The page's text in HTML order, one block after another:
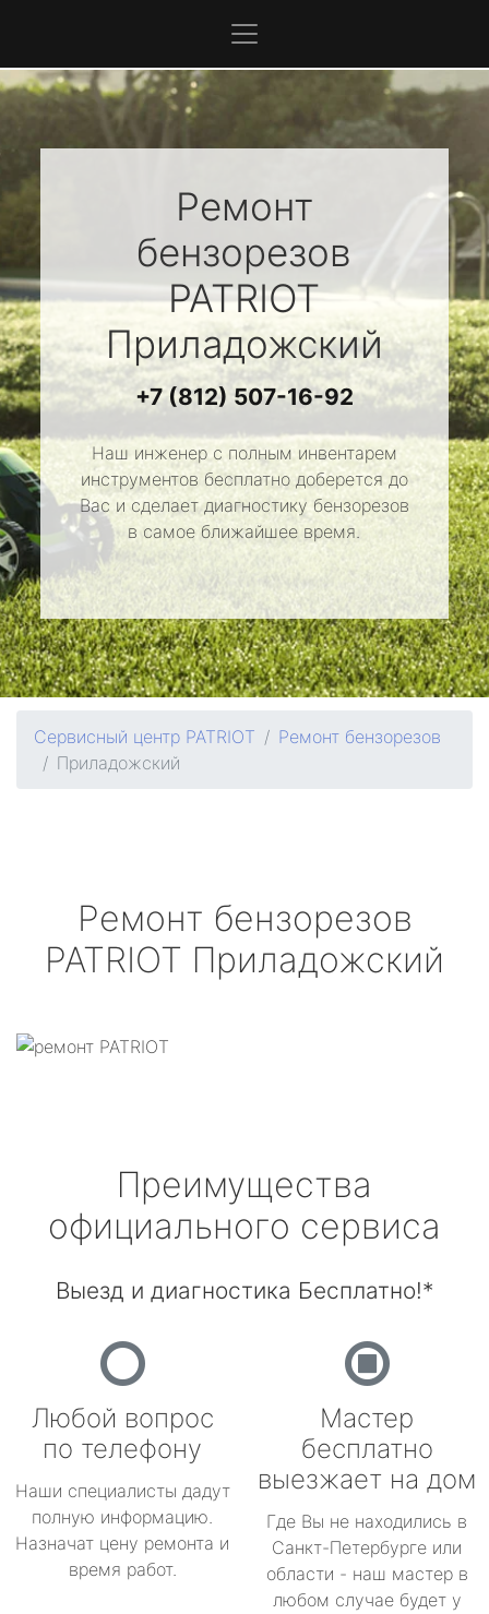
Ремонт
бензорезов
PATRIOT
Приладожский
+7 (812) 507-16-92
Наш инженер с полным инвентарем
инструментов бесплатно доберется до
Вас и сделает диагностику бензорезов
в самое ближайшее время.
Сервисный центр PATRIOT
Ремонт бензорезов
Приладожский
Ремонт бензорезов
PATRIOT Приладожский
Преимущества
официального сервиса
Выезд и диагностика Бесплатно!*
Любой вопрос
по телефону
Наши специалисты дадут
полную информацию.
Назначат цену ремонта и
время работ.
Мастер
бесплатно
выезжает на дом
Где Вы не находились в
Санкт-Петербурге или
области - наш мастер в
любом случае будет у